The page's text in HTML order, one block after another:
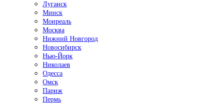
Луганск
Минск
Монреаль
Москва
Нижний Новгород
Новосибирск
Нью-Йорк
Николаев
Одесса
Омск
Париж
Пермь